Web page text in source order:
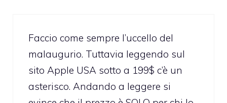
Faccio come sempre l’uccello del
malaugurio. Tuttavia leggendo sul
sito Apple USA sotto a 199$ c’è un
asterisco. Andando a leggere si